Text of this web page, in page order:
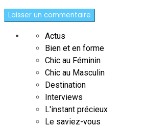
Actus
Bien et en forme
Chic au Féminin
Chic au Masculin
Destination
Interviews
L'instant précieux
Le saviez-vous